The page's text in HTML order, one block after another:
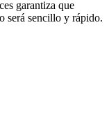
garantiza que
será sencillo y rápido.